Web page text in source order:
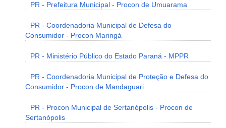
PR - Prefeitura Municipal - Procon de Umuarama
PR - Coordenadoria Municipal de Defesa do
Consumidor - Procon Maringá
PR - Ministério Público do Estado Paraná - MPPR
PR - Coordenadoria Municipal de Proteção e Defesa do
Consumidor - Procon de Mandaguari
PR - Procon Municipal de Sertanópolis - Procon de
Sertanópolis